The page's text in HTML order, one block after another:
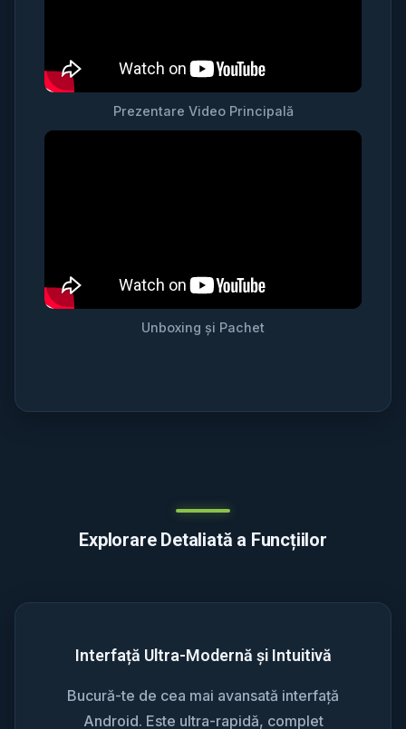
Prezentare Video Principală
Unboxing și Pachet
Explorare Detaliată a Funcțiilor
Interfață Ultra-Modernă și Intuitivă
Bucură-te de cea mai avansată interfață
Android. Este ultra-rapidă, complet